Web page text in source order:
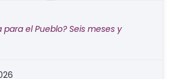
el Pueblo? Seis meses y